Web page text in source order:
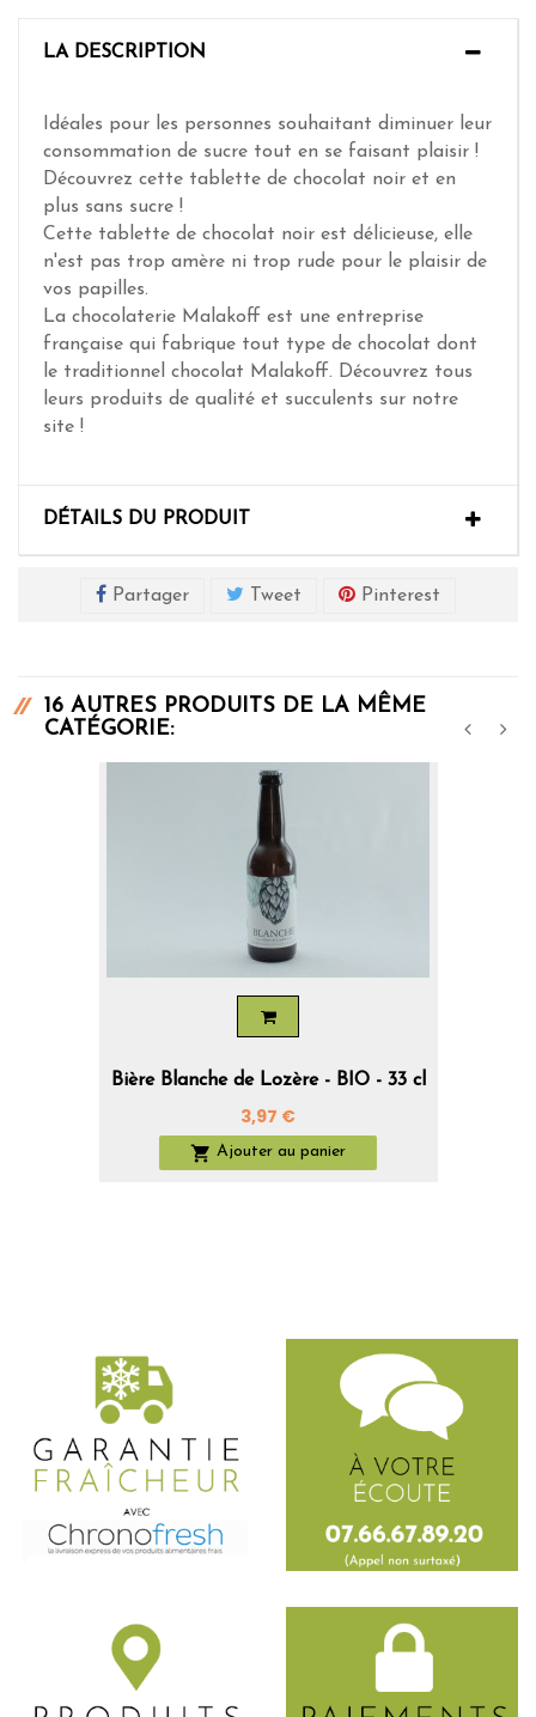
LA DESCRIPTION
Idéales pour les personnes souhaitant diminuer leur
consommation de sucre tout en se faisant plaisir !
Découvrez cette tablette de chocolat noir et en
plus sans sucre !
Cette tablette de chocolat noir est délicieuse, elle
n'est pas trop amère ni trop rude pour le plaisir de
vos papilles.
La chocolaterie Malakoff est une entreprise
française qui fabrique tout type de chocolat dont
le traditionnel chocolat Malakoff. Découvrez tous
leurs produits de qualité et succulents sur notre
site !
DÉTAILS DU PRODUIT
Partager Tweet Pinterest
16 AUTRES PRODUITS DE LA MÊME
CATÉGORIE:
Bière Blanche de Lozère - BIO - 33 cl
Prix
3,97 €
 Ajouter au panier